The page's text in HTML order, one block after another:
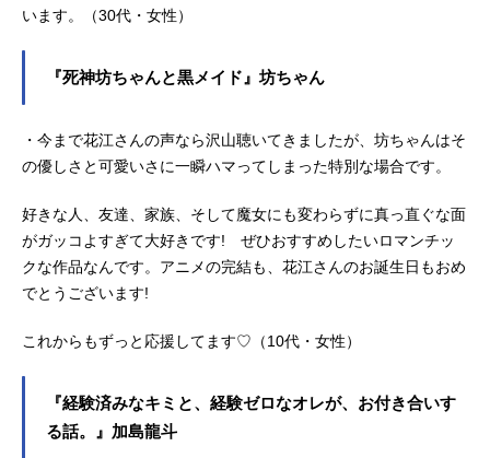
います。（30代・女性）
『死神坊ちゃんと黒メイド』坊ちゃん
・今まで花江さんの声なら沢山聴いてきましたが、坊ちゃんはそ
の優しさと可愛いさに一瞬ハマってしまった特別な場合です。
好きな人、友達、家族、そして魔女にも変わらずに真っ直ぐな面
がガッコよすぎて大好きです! ぜひおすすめしたいロマンチッ
クな作品なんです。アニメの完結も、花江さんのお誕生日もおめ
でとうございます!
これからもずっと応援してます♡（10代・女性）
『経験済みなキミと、経験ゼロなオレが、お付き合いす
る話。』加島龍斗